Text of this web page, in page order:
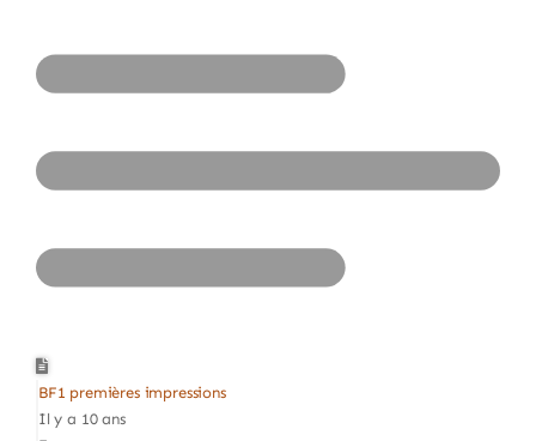
BF1 premières impressions
Il y a 10 ans